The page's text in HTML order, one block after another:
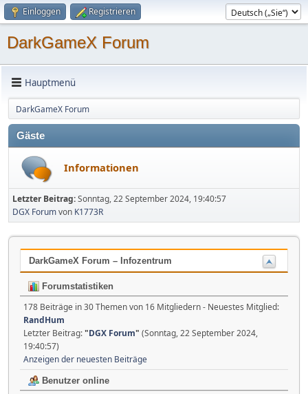
Einloggen Registrieren
DarkGameX Forum
Hauptmenü
DarkGameX Forum
Gäste
Informationen
Letzter Beitrag:Sonntag, 22 September 2024, 19:40:57
DGX Forumvon K1773R
DarkGameX Forum – Infozentrum
Forumstatistiken
178 Beiträge in 30 Themen von 16 Mitgliedern - Neuestes Mitglied:
RandHum
Letzter Beitrag:"DGX Forum" (Sonntag, 22 September 2024,
19:40:57)
Anzeigen der neuesten Beiträge
Benutzer online